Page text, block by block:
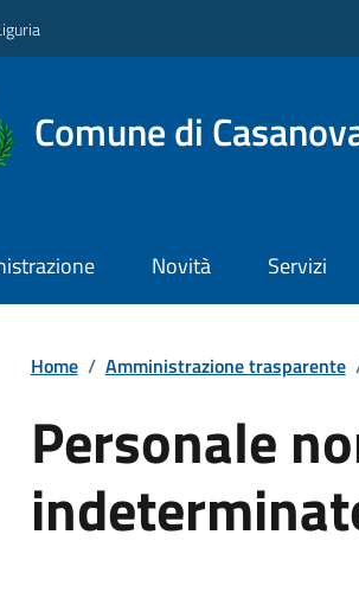
Comune di
Novità Servizi
Home / Amministrazione trasparente
Personale